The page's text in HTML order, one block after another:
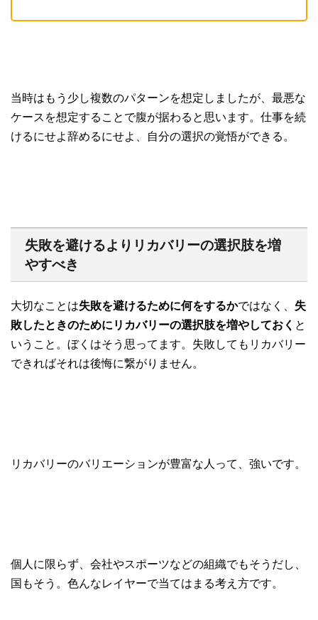
当時はもう少し複数のパターンを想定しましたが、最悪な
ケースを想定することで腹が据わると思います。仕事を続
けるにせよ辞めるにせよ、自分の選択の覚悟ができる。
失敗を避けるよりリカバリーの選択肢を増
やすべき
大切なことは失敗を避けるために何をするかではなく、 失
敗したときのためにリカバリーの選択肢を増やしておく と
いうこと。ぼくはそう思ってます。失敗してもリカバリー
できればそれは後悔に繋がりません。
リカバリーのバリエーションが豊富な人って、強いです。
個人に限らず、会社やスポーツなどの組織でもそうだし、
国もそう。色んなレイヤーで当てはまる考え方です。